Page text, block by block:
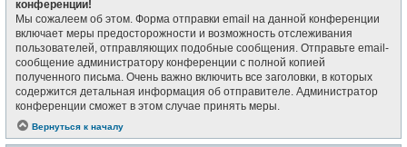
конференции!
Мы сожалеем об этом. Форма отправки email на данной конференции
включает меры предосторожности и возможность отслеживания
пользователей, отправляющих подобные сообщения. Отправьте email-
сообщение администратору конференции с полной копией
полученного письма. Очень важно включить все заголовки, в которых
содержится детальная информация об отправителе. Администратор
конференции сможет в этом случае принять меры.
Вернуться к началу